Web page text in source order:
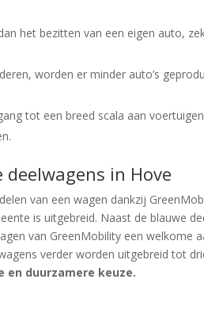
het bezitten van een eigen auto,
worden er minder auto’s
tot een breed scala aan
in Hove
van een wagen dankzij
is uitgebreid. Naast de blauwe
van GreenMobility een welkome
verder worden uitgebreid tot
en duurzamere keuze.